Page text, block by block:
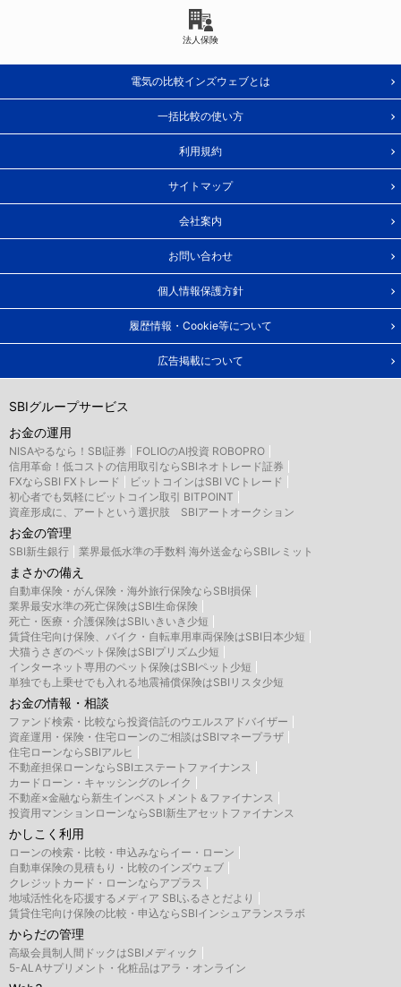
法人保険
電気の比較インズウェブとは
一括比較の使い方
利用規約
サイトマップ
会社案内
お問い合わせ
個人情報保護方針
履歴情報・Cookie等について
広告掲載について
SBIグループサービス
お金の運用
NISAやるなら！SBI証券
FOLIOのAI投資 ROBOPRO
信用革命！低コストの信用取引ならSBIネオトレード証券
FXならSBI FXトレード
ビットコインはSBI VCトレード
初心者でも気軽にビットコイン取引 BITPOINT
資産形成に、アートという選択肢 SBIアートオークション
お金の管理
SBI新生銀行 業界最低水準の手数料 海外送金ならSBIレミット
まさかの備え
自動車保険・がん保険・海外旅行保険ならSBI損保
業界最安水準の死亡保険はSBI生命保険
死亡・医療・介護保険はSBIいきいき少短
賃貸住宅向け保険、バイク・自転車用車両保険はSBI日本少短
犬猫うさぎのペット保険はSBIプリズム少短
インターネット専用のペット保険はSBIペット少短
単独でも上乗せでも入れる地震補償保険はSBIリスタ少短
お金の情報・相談
ファンド検索・比較なら投資信託のウエルスアドバイザー
資産運用・保険・住宅ローンのご相談はSBIマネープラザ
住宅ローンならSBIアルヒ
不動産担保ローンならSBIエステートファイナンス
カードローン・キャッシングのレイク
不動産×金融なら新生インベストメント＆ファイナンス
投資用マンションローンならSBI新生アセットファイナンス
かしこく利用
ローンの検索・比較・申込みならイー・ローン
自動車保険の見積もり・比較のインズウェブ
クレジットカード・ローンならアプラス
地域活性化を応援するメディア SBIふるさとだより
賃貸住宅向け保険の比較・申込ならSBIインシュアランスラボ
からだの管理
高級会員制人間ドックはSBIメディック
5-ALAサプリメント・化粧品はアラ・オンライン